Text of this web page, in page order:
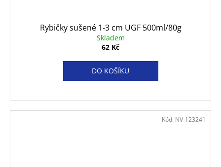
Rybičky sušené 1-3 cm UGF 500ml/80g
Skladem
62 Kč
DO KOŠÍKU
Kód: NV-123241